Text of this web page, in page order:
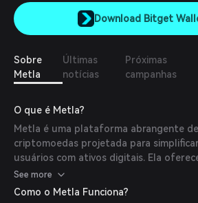
Download Bitget
Sobre
Metla
Últimas
notícias
Próximas
campanhas
O que é Metla?
Metla é uma plataforma abrangente
criptomoedas projetada para
usuários com ativos digitais. Ela
ferramentas que inclui rastreamento de
avançadas de segurança, criação de
See more
Como o Metla Funciona?